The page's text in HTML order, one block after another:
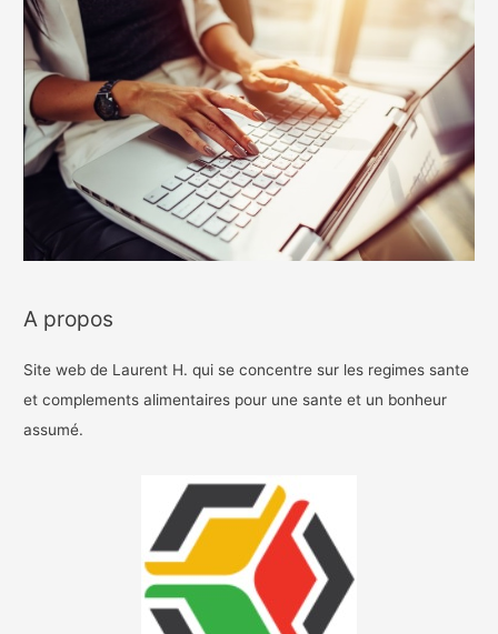
A propos
Site web de Laurent H. qui se concentre sur les regimes sante
et complements alimentaires pour une sante et un bonheur
assumé.